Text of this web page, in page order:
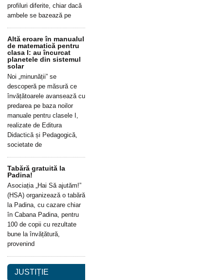
profiluri diferite, chiar dacă
ambele se bazează pe
Altă eroare în manualul
de matematică pentru
clasa I: au încurcat
planetele din sistemul
solar
Noi „minunății” se
descoperă pe măsură ce
învățătoarele avansează cu
predarea pe baza noilor
manuale pentru clasele I,
realizate de Editura
Didactică și Pedagogică,
societate de
Tabără gratuită la
Padina!
Asociația „Hai Să ajutăm!”
(HSA) organizează o tabără
la Padina, cu cazare chiar
în Cabana Padina, pentru
100 de copii cu rezultate
bune la învățătură,
provenind
JUSTIȚIE